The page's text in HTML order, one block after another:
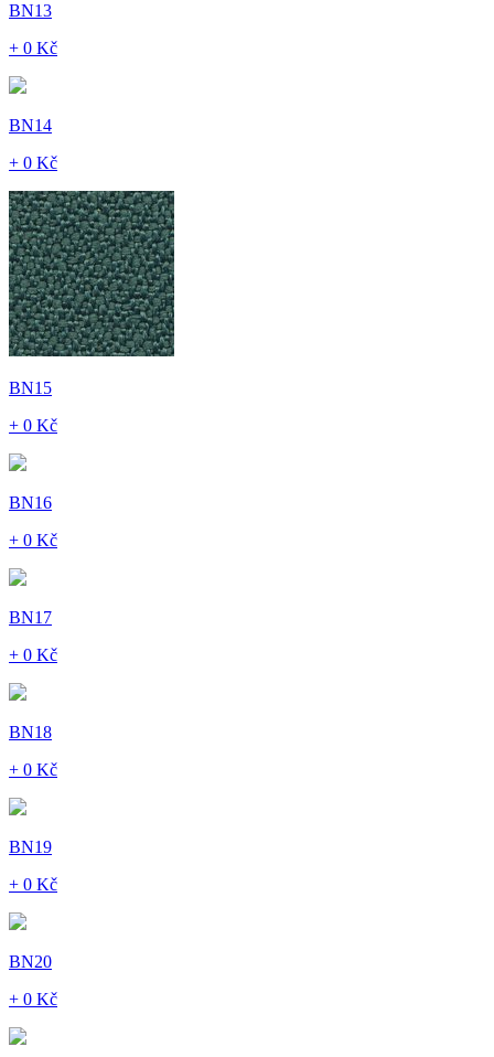
BN13
+ 0 Kč
BN14
+ 0 Kč
BN15
+ 0 Kč
BN16
+ 0 Kč
BN17
+ 0 Kč
BN18
+ 0 Kč
BN19
+ 0 Kč
BN20
+ 0 Kč